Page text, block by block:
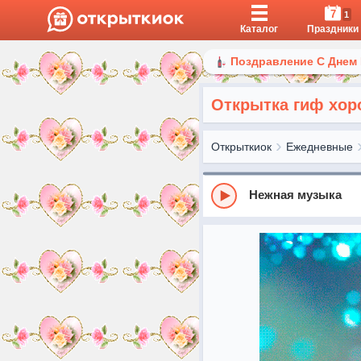
Каталог
7 1
Праздники
Поздравление С
Открытка гиф
Открыткиок Ежедневные
Нежная музыка